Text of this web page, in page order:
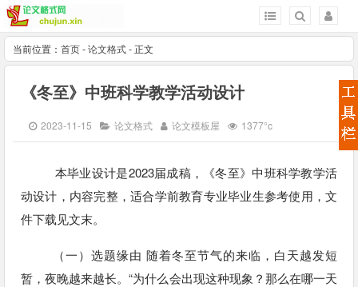
当前位置： 首页-论文格式- 正文
《冬至》中班科学教学活动设计
2023-11-15 论文格式 论文模板屋 1377°c
本毕业设计是2023届成稿，《冬至》中班科学教学活
动设计，内容完整，适合学前教育专业毕业生参考使用，文
件下载见文末。
（一）选题缘由 随着冬至节气的来临，白天越发短
暂，夜晚越来越长。“为什么会出现这种现象？那么在哪一天